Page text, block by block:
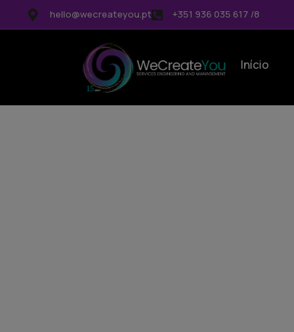
hello@wecreateyou.pt +351 936 035 617 /8
Início